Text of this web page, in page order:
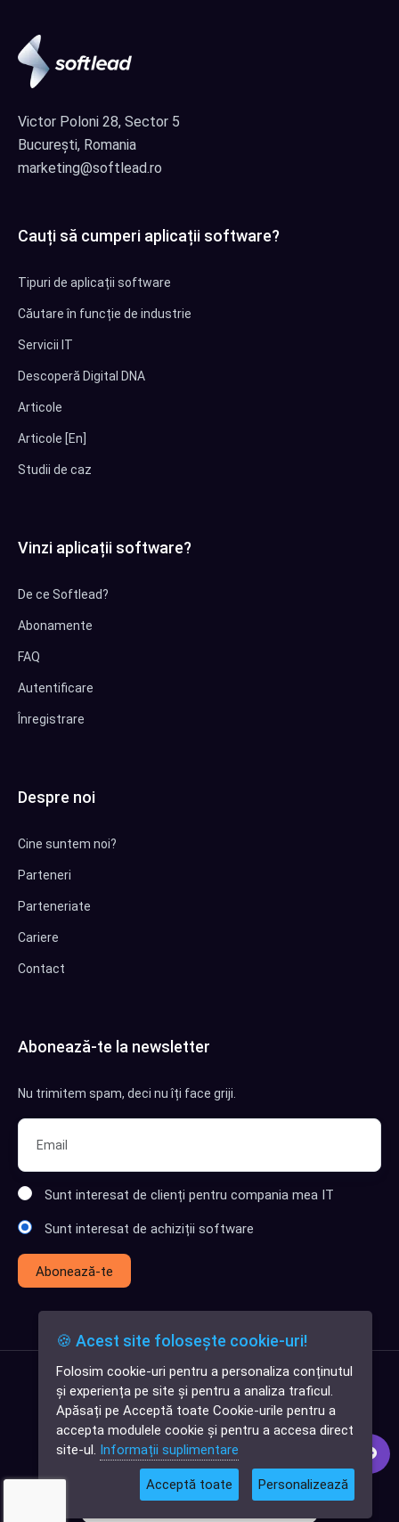
✕
Cauți o aplicație
software?
Victor Poloni 28, Sector 5
București, Romania
marketing@softlead.ro
Cauți să cumperi aplicații software?
Tipuri de aplicații software
Căutare în funcție de industrie
Servicii IT
Descoperă Digital DNA
Articole
Articole [En]
Studii de caz
Vinzi aplicații software?
De ce Softlead?
Abonamente
FAQ
Autentificare
Înregistrare
Despre noi
Cine suntem noi?
Parteneri
Parteneriate
Cariere
Contact
Abonează-te la newsletter
Nu trimitem spam, deci nu îți face griji.
Sunt interesat de clienți pentru compania mea IT
Sunt interesat de achiziții software
Abonează-te
🍪 Acest site folosește cookie-uri!
Folosim cookie-uri pentru a personaliza conținutul
și experiența pe site și pentru a analiza traficul.
Apăsați pe Acceptă toate Cookie-urile pentru a
accepta modulele cookie și pentru a accesa direct
site-ul. Informații suplimentare
Acceptă toate Personalizează